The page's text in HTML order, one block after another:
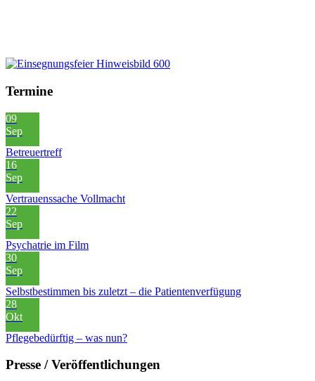
Termine
09
Sep
Betreuertreff
16
Sep
Vertrauenssache Vollmacht
22
Sep
Psychatrie im Film
30
Sep
Selbstbestimmen bis zuletzt – die Patientenverfügung
28
Okt
Pflegebedürftig – was nun?
Presse / Veröffentlichungen